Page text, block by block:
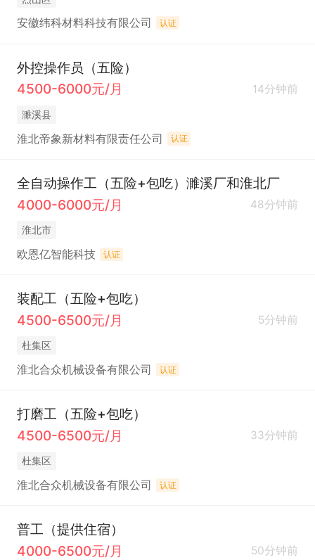
安徽纬科材料科技有限公司 认证
外控操作员（五险）
4500-6000元/月
14分钟前
濉溪县
淮北帝象新材料有限责任公司 认证
全自动操作工（五险+包吃）濉溪厂和淮北厂
4000-6000元/月
48分钟前
淮北市
欧恩亿智能科技 认证
装配工（五险+包吃）
4500-6500元/月
5分钟前
杜集区
淮北合众机械设备有限公司 认证
打磨工（五险+包吃）
4500-6500元/月
33分钟前
杜集区
淮北合众机械设备有限公司 认证
普工（提供住宿）
4000-6500元/月
50分钟前